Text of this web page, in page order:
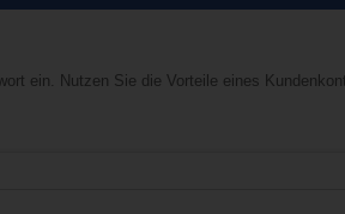
ein. Nutzen Sie die Vorteile eines